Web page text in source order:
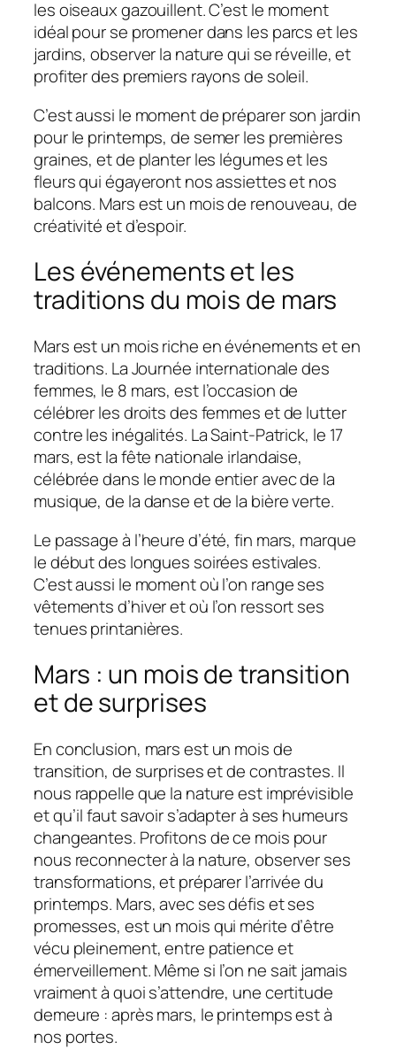
les oiseaux gazouillent. C’est le moment
idéal pour se promener dans les parcs et les
jardins, observer la nature qui se réveille, et
profiter des premiers rayons de soleil.
C’est aussi le moment de préparer son jardin
pour le printemps, de semer les premières
graines, et de planter les légumes et les
fleurs qui égayeront nos assiettes et nos
balcons. Mars est un mois de renouveau, de
créativité et d’espoir.
Les événements et les
traditions du mois de mars
Mars est un mois riche en événements et en
traditions. La Journée internationale des
femmes, le 8 mars, est l’occasion de
célébrer les droits des femmes et de lutter
contre les inégalités. La Saint-Patrick, le 17
mars, est la fête nationale irlandaise,
célébrée dans le monde entier avec de la
musique, de la danse et de la bière verte.
Le passage à l’heure d’été, fin mars, marque
le début des longues soirées estivales.
C’est aussi le moment où l’on range ses
vêtements d’hiver et où l’on ressort ses
tenues printanières.
Mars : un mois de transition
et de surprises
En conclusion, mars est un mois de
transition, de surprises et de contrastes. Il
nous rappelle que la nature est imprévisible
et qu’il faut savoir s’adapter à ses humeurs
changeantes. Profitons de ce mois pour
nous reconnecter à la nature, observer ses
transformations, et préparer l’arrivée du
printemps. Mars, avec ses défis et ses
promesses, est un mois qui mérite d’être
vécu pleinement, entre patience et
émerveillement. Même si l’on ne sait jamais
vraiment à quoi s’attendre, une certitude
demeure : après mars, le printemps est à
nos portes.